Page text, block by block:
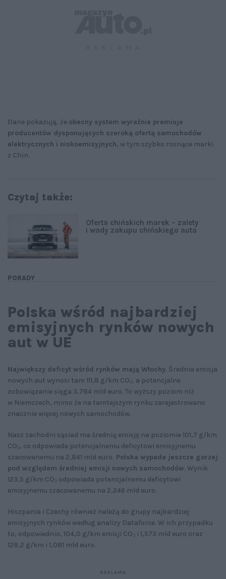
Dane pokazują, że obecny system wyraźnie premiuje
producentów dysponujących szeroką ofertą samochodów
elektrycznych i niskoemisyjnych, w tym szybko rosnące marki
z Chin.
Czytaj także:
PORADY
Oferta chińskich marek – zalety
i wady zakupu chińskiego auta
Polska wśród najbardziej
emisyjnych rynków nowych
aut w UE
Największy deficyt wśród rynków mają Włochy. Średnia emisja
nowych aut wynosi tam 111,8 g/km CO₂, a potencjalne
zobowiązanie sięga 3,784 mld euro. To wyższy poziom niż
w Niemczech, mimo że na tamtejszym rynku zarejestrowano
znacznie więcej nowych samochodów.
Nasz zachodni sąsiad ma średnią emisję na poziomie 101,7 g/km
CO₂, co odpowiada potencjalnemu deficytowi emisyjnemu
szacowanemu na 2,841 mld euro. Polska wypada jeszcze gorzej
pod względem średniej emisji nowych samochodów. Wynik
123,5 g/km CO₂ odpowiada potencjalnemu deficytowi
emisyjnemu szacowanemu na 2,246 mld euro.
Hiszpania i Czechy również należą do grupy najbardziej
emisyjnych rynków według analizy Dataforce. W ich przypadku
to, odpowiednio, 104,0 g/km emisji CO₂ i 1,573 mld euro oraz
128,2 g/km i 1,081 mld euro.